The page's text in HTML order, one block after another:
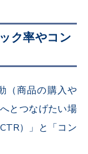
ク率やコン
（商品の購入や
とつなげたい場
CTR）」と「コン